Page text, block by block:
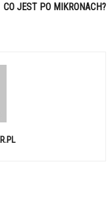
CO JEST PO MIKRONACH?